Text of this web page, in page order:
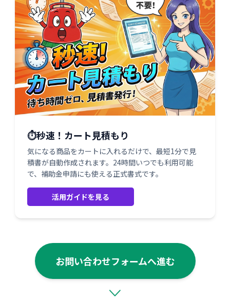
⏱️秒速！カート見積もり
気になる商品をカートに入れるだけで、最短1分で見
積書が自動作成されます。24時間いつでも利用可能
で、補助金申請にも使える正式書式です。
活用ガイドを見る
お問い合わせフォームへ進む